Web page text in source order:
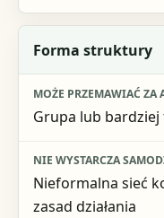
Forma struktury
Grupa lub bardziej
Nieformalna sieć
zasad działania